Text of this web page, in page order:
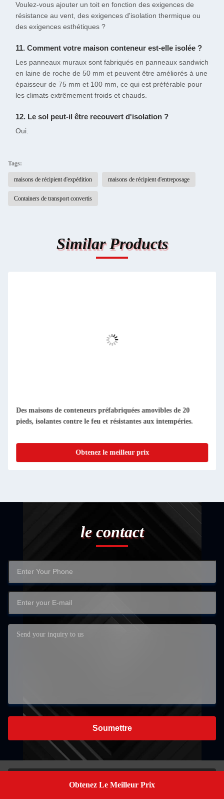
Voulez-vous ajouter un toit en fonction des exigences de
résistance au vent, des exigences d'isolation thermique ou
des exigences esthétiques ?
11. Comment votre maison conteneur est-elle isolée ?
Les panneaux muraux sont fabriqués en panneaux sandwich
en laine de roche de 50 mm et peuvent être améliorés à une
épaisseur de 75 mm et 100 mm, ce qui est préférable pour
les climats extrêmement froids et chauds.
12. Le sol peut-il être recouvert d'isolation ?
Oui.
Tags:
maisons de récipient d'expédition maisons de récipient d'entreposage
Containers de transport convertis
Obtenez Le Meilleur Prix
Similar Products
Des maisons de conteneurs préfabriquées amovibles de 20
pieds, isolantes contre le feu et résistantes aux intempéries.
Obtenez le meilleur prix
le contact
Soumettre
Chambre 1608, bâtiment 8, Tongxin n°1 Manufacturing,
Get A Quote